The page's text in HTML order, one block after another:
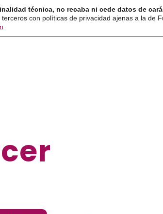
técnica, no recaba ni cede datos de
con políticas de privacidad ajenas a la de